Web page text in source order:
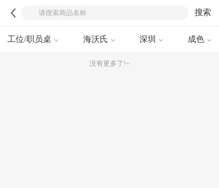
搜索
工位/职员桌 海沃氏 深圳 成色
没有更多了!~